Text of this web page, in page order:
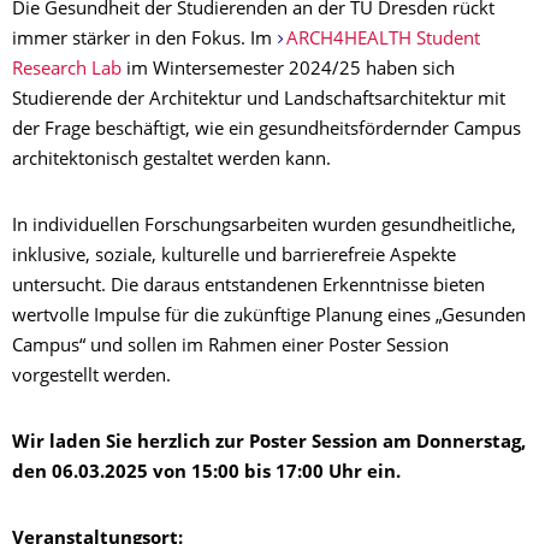
Die Gesundheit der Studierenden an der TU Dresden rückt
immer stärker in den Fokus. Im
ARCH4HEALTH Student
Research Lab im Wintersemester 2024/25 haben sich
Studierende der Architektur und Landschaftsarchitektur mit
der Frage beschäftigt, wie ein gesundheitsfördernder Campus
architektonisch gestaltet werden kann.
In individuellen Forschungsarbeiten wurden gesundheitliche,
inklusive, soziale, kulturelle und barrierefreie Aspekte
untersucht. Die daraus entstandenen Erkenntnisse bieten
wertvolle Impulse für die zukünftige Planung eines „Gesunden
Campus“ und sollen im Rahmen einer Poster Session
vorgestellt werden.
Wir laden Sie herzlich zur Poster Session am Donnerstag,
den 06.03.2025 von 15:00 bis 17:00 Uhr ein.
Veranstaltungsort: